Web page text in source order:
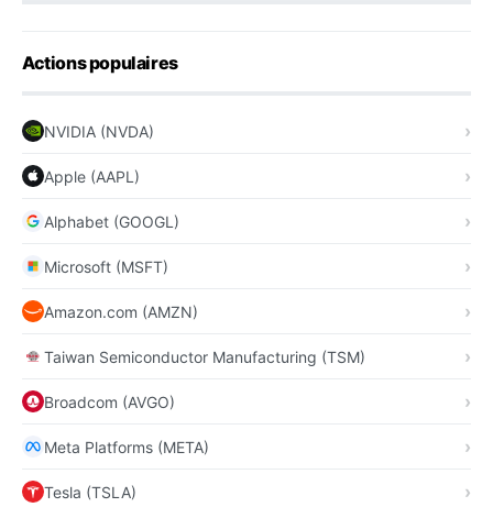
Actions populaires
NVIDIA (NVDA)
Apple (AAPL)
Alphabet (GOOGL)
Microsoft (MSFT)
Amazon.com (AMZN)
Taiwan Semiconductor Manufacturing (TSM)
Broadcom (AVGO)
Meta Platforms (META)
Tesla (TSLA)